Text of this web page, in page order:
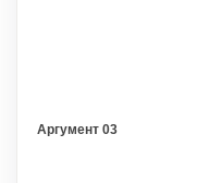
Аргумент 03